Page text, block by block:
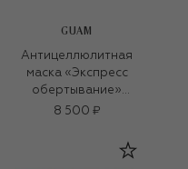
GUAM
Антицеллюлитная
маска «Экспресс
обертывание»
FANGHI D’ALGA
формула (500g)
8 500 ₽